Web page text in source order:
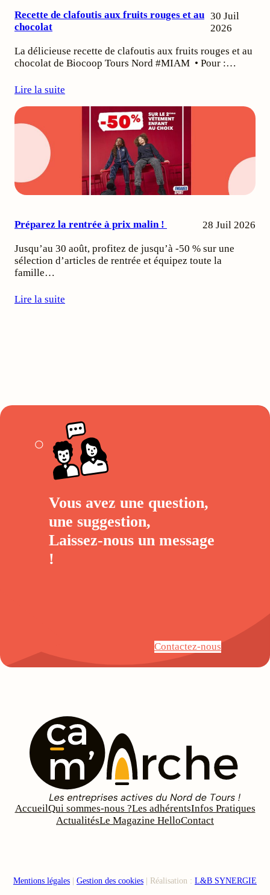
Recette de clafoutis aux fruits rouges et au
chocolat
30 Juil
2026
La délicieuse recette de clafoutis aux fruits rouges et au
chocolat de Biocoop Tours Nord #MIAM • Pour :…
Lire la suite
Préparez la rentrée à prix malin ! 28 Juil 2026
Jusqu’au 30 août, profitez de jusqu’à -50 % sur une
sélection d’articles de rentrée et équipez toute la
famille…
Lire la suite
Vous avez une question,
une suggestion,
Laissez-nous un message
!
Contactez-nous
AccueilQui sommes-nous ?Les adhérentsInfos Pratiques
ActualitésLe Magazine HelloContact
Mentions légales | Gestion des cookies | Réalisation : L&B SYNERGIE